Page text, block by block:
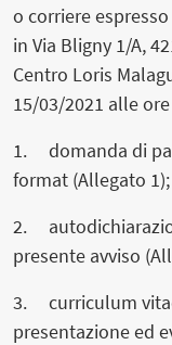
o corriere
in Via Bligny 1/A,
Centro Loris
15/03/2021 alle
1. domanda di
format (Allegato 1);
2.
presente avviso
3. curriculum
presentazione ed